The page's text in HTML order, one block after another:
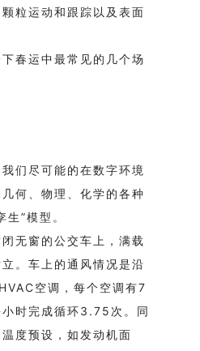
粒运动和跟踪以及表面
春运中最常见的几个场
们尽可能的在数字环境
何、物理、化学的各种
”模型。
无窗的公交车上，满载
。车上的通风情况是沿
空调，每个空调有7
时完成循环3.75次。同
度预设，如发动机面